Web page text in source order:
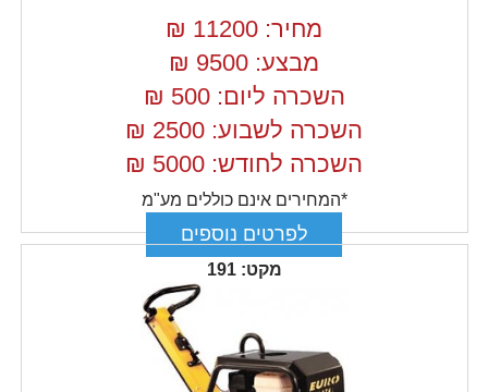
מחיר: 11200
₪
מבצע: 9500
₪
השכרה ליום: 500
₪
השכרה לשבוע: 2500
₪
השכרה לחודש: 5000
₪
*המחירים אינם כוללים מע"מ
מקט: 191